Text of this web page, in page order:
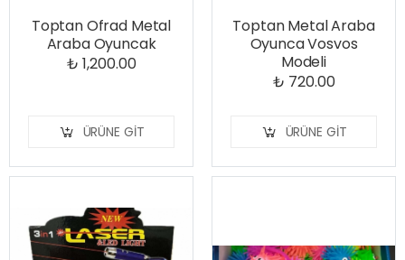
Toptan Ofrad Metal
Araba Oyuncak
₺ 1,200.00
ÜRÜNE GIT
Toptan Metal Araba
Oyunca Vosvos
Modeli
₺ 720.00
ÜRÜNE GIT